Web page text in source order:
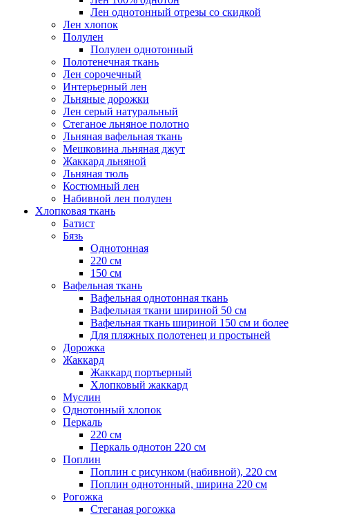
Лен однотонный отрезы со скидкой
Лен хлопок
Полулен
Полулен однотонный
Полотенечная ткань
Лен сорочечный
Интерьерный лен
Льняные дорожки
Лен серый натуральный
Стеганое льняное полотно
Льняная вафельная ткань
Мешковина льняная джут
Жаккард льняной
Льняная тюль
Костюмный лен
Набивной лен полулен
Хлопковая ткань
Батист
Бязь
Однотонная
220 см
150 см
Вафельная ткань
Вафельная однотонная ткань
Вафельная ткани шириной 50 см
Вафельная ткань шириной 150 см и более
Для пляжных полотенец и простыней
Дорожка
Жаккард
Жаккард портьерный
Хлопковый жаккард
Муслин
Однотонный хлопок
Перкаль
220 см
Перкаль однотон 220 см
Поплин
Поплин с рисунком (набивной), 220 см
Поплин однотонный, ширина 220 см
Рогожка
Стеганая рогожка